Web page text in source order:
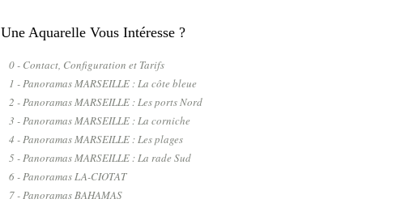
Une Aquarelle Vous Intéresse ?
0 - Contact, Configuration et Tarifs
1 - Panoramas MARSEILLE : La côte bleue
2 - Panoramas MARSEILLE : Les ports Nord
3 - Panoramas MARSEILLE : La corniche
4 - Panoramas MARSEILLE : Les plages
5 - Panoramas MARSEILLE : La rade Sud
6 - Panoramas LA-CIOTAT
7 - Panoramas BAHAMAS